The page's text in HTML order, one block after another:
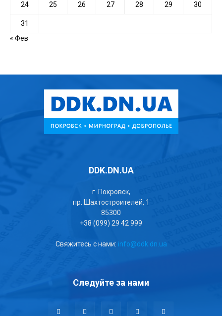
24 25 26 27 28 29 30
31
« Фев
DDK.DN.UA
г. Покровск,
пр. Шахтостроителей, 1
85300
+38 (099) 29 42 999
Свяжитесь с нами: info@ddk.dn.ua
Следуйте за нами